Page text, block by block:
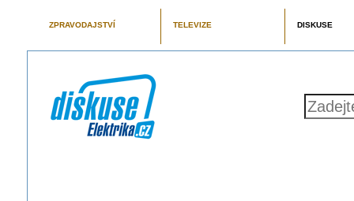
ZPRAVODAJSTVÍ TELEVIZE DISKUSE